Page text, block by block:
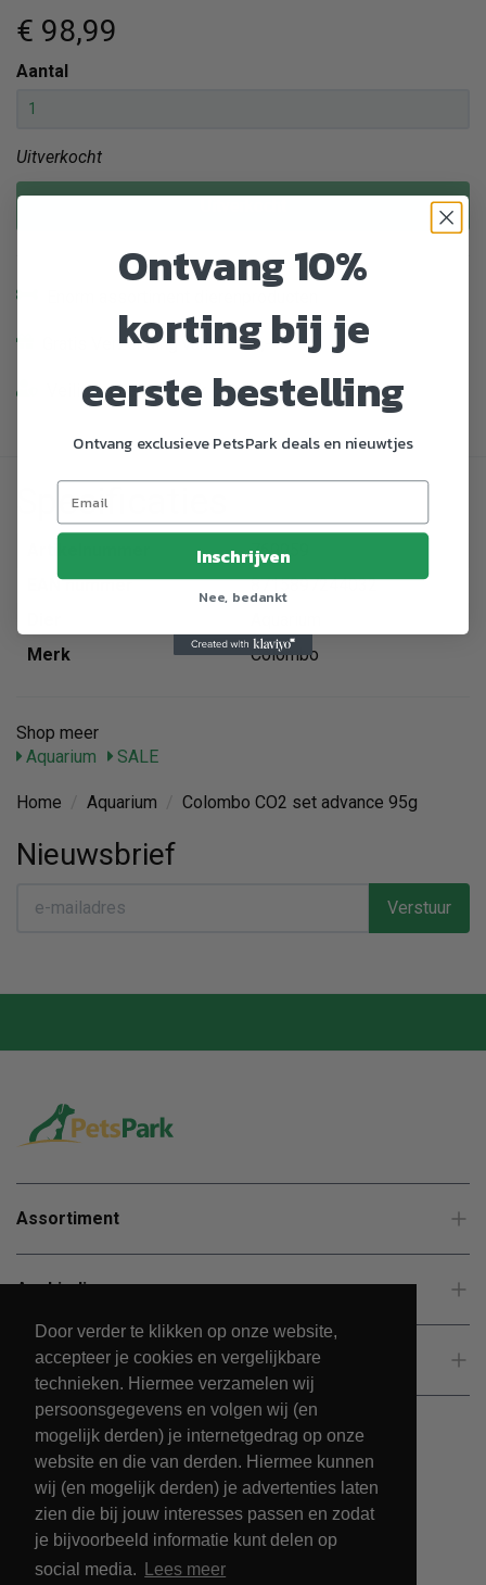
Door verder te klikken op onze website,
accepteer je cookies en vergelijkbare
technieken. Hiermee verzamelen wij
persoonsgegevens en volgen wij (en
mogelijk derden) je internetgedrag op onze
website en die van derden. Hiermee kunnen
wij (en mogelijk derden) je advertenties laten
zien die bij jouw interesses passen en zodat
je bijvoorbeeld informatie kunt delen op
social media.
Lees meer
€ 98,99
Aantal
Uitverkocht
Gratis Verzending vanaf € 39,-
Veilig en gemakkelijk betalen
Specificaties
769959
EAN nummer
8715897244032
Merk
Colombo
Shop meer
Aquarium
SALE
Home Aquarium Colombo CO2 set advance 95g
Nieuwsbrief
Verstuur
Assortiment
Aanbiedingen
Klantenservice
Ontvang 10%
korting bij je
eerste bestelling
Ontvang exclusieve PetsPark deals en nieuwtjes
Inschrijven
Nee, bedankt